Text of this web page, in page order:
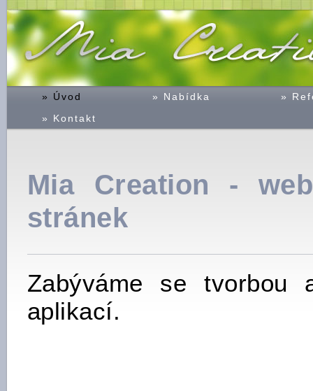
» Úvod » Nabídka
»
» Kontakt
Mia Creation -
stránek
Zabýváme se tvorbou
aplikací.